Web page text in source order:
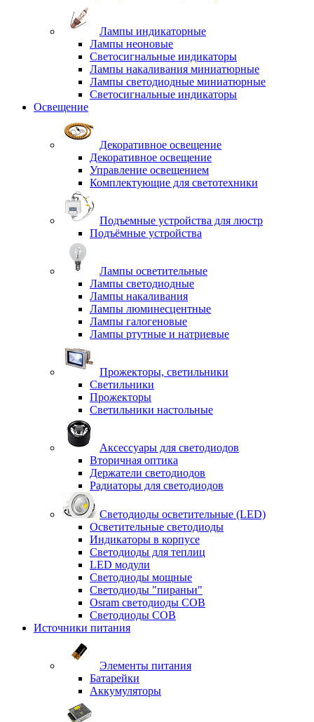
Лампы индикаторные
Лампы неоновые
Светосигнальные индикаторы
Лампы накаливания миниатюрные
Лампы светодиодные миниатюрные
Светосигнальные индикаторы
Освещение
Декоративное освещение
Декоративное освещение
Управление освещением
Комплектующие для светотехники
Подъемные устройства для люстр
Подъёмные устройства
Лампы осветительные
Лампы светодиодные
Лампы накаливания
Лампы люминесцентные
Лампы галогеновые
Лампы ртутные и натриевые
Прожекторы, светильники
Светильники
Прожекторы
Светильники настольные
Аксессуары для светодиодов
Вторичная оптика
Держатели светодиодов
Радиаторы для светодиодов
Светодиоды осветительные (LED)
Осветительные светодиоды
Индикаторы в корпусе
Светодиоды для теплиц
LED модули
Светодиоды мощные
Светодиоды "пираньи"
Osram светодиоды COB
Светодиоды COB
Источники питания
Элементы питания
Батарейки
Аккумуляторы